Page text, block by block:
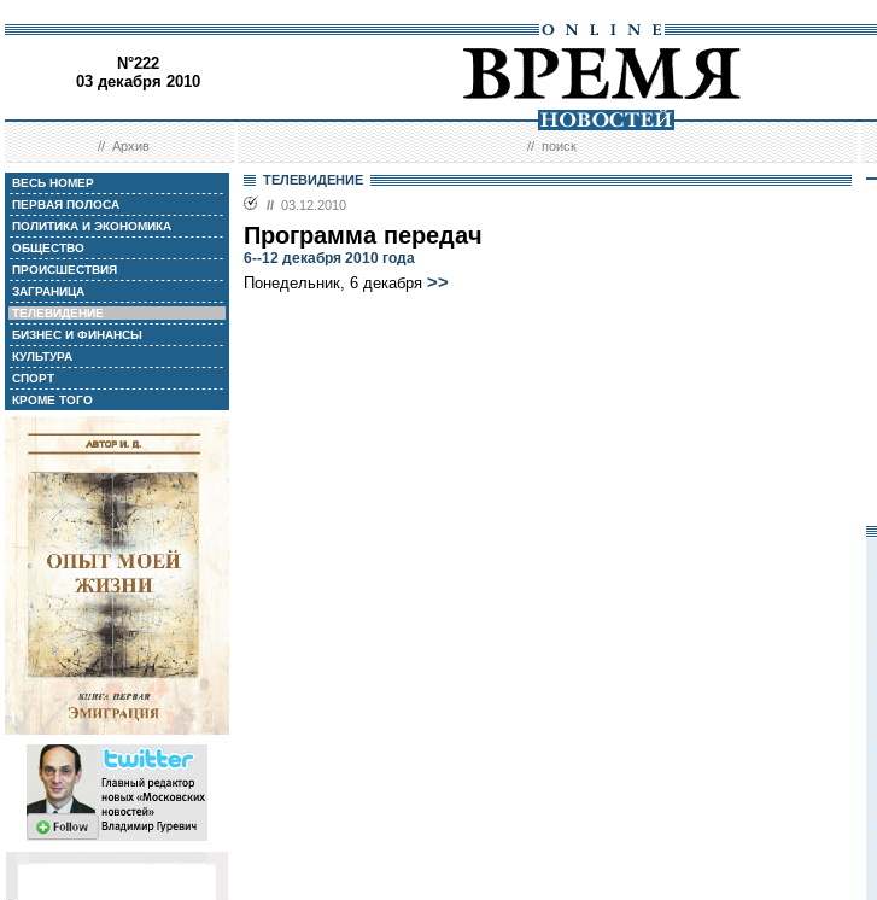
N°222
03 декабря 2010
//Архив //поиск
ВЕСЬ НОМЕР
ПЕРВАЯ ПОЛОСА
ПОЛИТИКА И ЭКОНОМИКА
ОБЩЕСТВО
ПРОИСШЕСТВИЯ
ЗАГРАНИЦА
ТЕЛЕВИДЕНИЕ
БИЗНЕС И ФИНАНСЫ
КУЛЬТУРА
СПОРТ
КРОМЕ ТОГО
ТЕЛЕВИДЕНИЕ
// 03.12.2010
Программа передач
6--12 декабря 2010 года
Понедельник, 6 декабря >>